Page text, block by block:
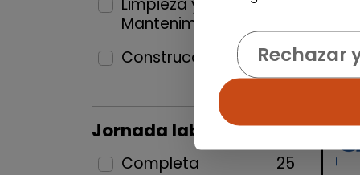
Limpieza y
Mantenimiento
Construcción y Oficios
1
Jornada laboral
Completa
25
Rechazar